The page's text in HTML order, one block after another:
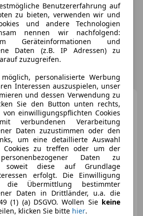
Porsche 924924
€ 12 790
Benutzererfahrung auf
zu bieten, verwenden wir und
und andere Technologien
nennen wir nachfolgend:
Geräteinformationen und
Daten (z.B. IP Adressen) zu
zuzugreifen.
personalisierte Werbung
Interessen auszuspielen, unser
und dessen Verwendung zu
Sie den Button unten rechts,
einwilligungspflichten Cookies
verbundenen Verarbeitung
Daten zuzustimmen oder den
um eine detaillierte Auswahl
Cookies zu treffen oder um der
Daten zu
soweit diese auf Grundlage
erfolgt. Die Einwilligung
die Übermittlung bestimmter
Daten in Drittländer, u.a. die
(1) (a) DSGVO. Wollen Sie keine
klicken Sie bitte hier.